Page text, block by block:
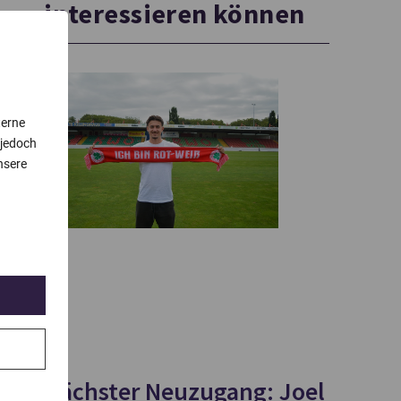
interessieren können
Nächster Neuzugang: Joel